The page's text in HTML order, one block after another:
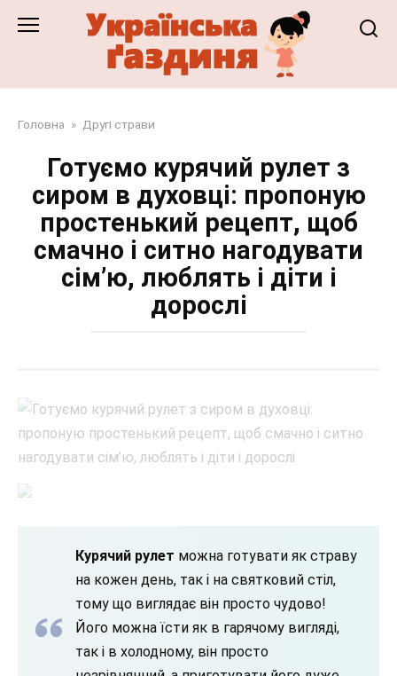
Головна » Другі страви
Готуємо курячий рулет з
сиром в духовці: пропоную
простенький рецепт, щоб
смачно і ситно нагодувати
сім’ю, люблять і діти і
дорослі
Курячий рулет можна готувати як страву
на кожен день, так і на святковий стіл,
тому що виглядає він просто чудово!
Його можна їсти як в гарячому вигляді,
так і в холодному, він просто